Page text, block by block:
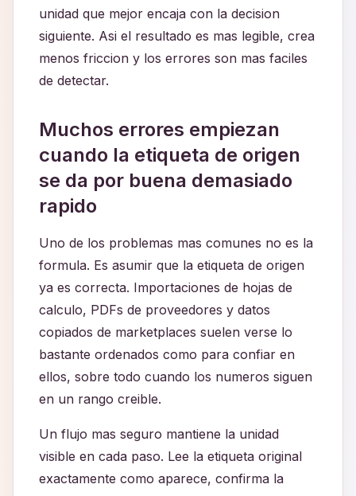
unidad que mejor encaja con la decision
siguiente. Asi el resultado es mas legible, crea
menos friccion y los errores son mas faciles
de detectar.
Muchos errores empiezan
cuando la etiqueta de origen
se da por buena demasiado
rapido
Uno de los problemas mas comunes no es la
formula. Es asumir que la etiqueta de origen
ya es correcta. Importaciones de hojas de
calculo, PDFs de proveedores y datos
copiados de marketplaces suelen verse lo
bastante ordenados como para confiar en
ellos, sobre todo cuando los numeros siguen
en un rango creible.
Un flujo mas seguro mantiene la unidad
visible en cada paso. Lee la etiqueta original
exactamente como aparece, confirma la